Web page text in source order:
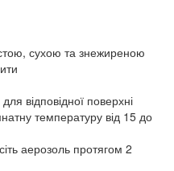
сухою та знежиреною
відповідної поверхні
температуру від 15 до
аерозоль протягом 2